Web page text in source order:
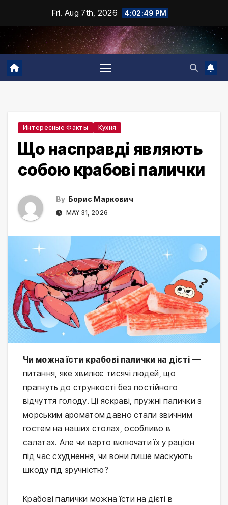
content
Fri. Aug 7th, 2026 4:02:50 PM
Интересные Факты Кухня
Що насправді являють
собою крабові палички
By Борис Маркович
MAY 31, 2026
Чи можна їсти крабові палички на дієті —
питання, яке хвилює тисячі людей, що
прагнуть до стрункості без постійного
відчуття голоду. Ці яскраві, пружні палички з
морським ароматом давно стали звичним
гостем на наших столах, особливо в
салатах. Але чи варто включати їх у раціон
під час схуднення, чи вони лише маскують
шкоду під зручністю?
Крабові палички можна їсти на дієті в